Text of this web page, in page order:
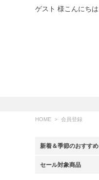
ゲスト 様こんにちは
HOME 会員登録
新着＆季節のおすすめ
セール対象商品